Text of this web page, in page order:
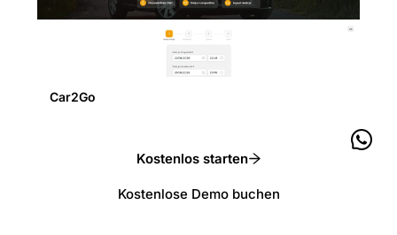
Car2Go
Kostenlos starten
Kostenlose Demo buchen